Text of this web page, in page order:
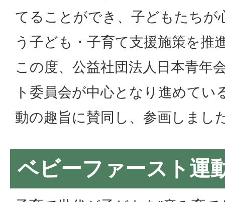
てることができ、子どもたちが
う子ども・子育て支援施策を推
この度、公益社団法人日本青年
ト委員会が中心となり進めてい
動の趣旨に賛同し、参画しまし
ベビーファースト運